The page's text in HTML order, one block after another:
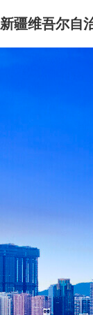
新疆维吾尔自